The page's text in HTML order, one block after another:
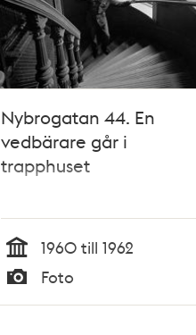
Nybrogatan 44. En
vedbärare går i
trapphuset
Tid
1960 till 1962
Foto